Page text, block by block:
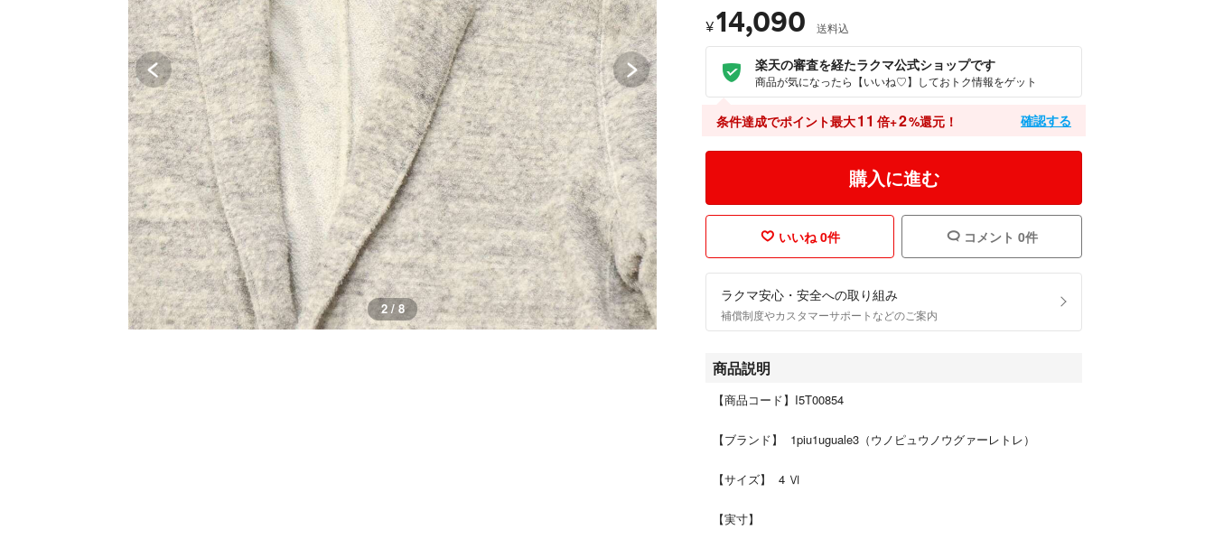
2 / 8
¥14,090 送料込
楽天の審査を経たラクマ公式ショップです
商品が気になったら【いいね♡】しておトク情報をゲット
条件達成でポイント最大11 倍+2%還元！ 確認する
購入に進む
いいね 0件 コメント 0件
ラクマ安心・安全への取り組み
補償制度やカスタマーサポートなどのご案内
商品説明
【商品コード】I5T00854
【ブランド】 1piu1uguale3（ウノピュウノウグァーレトレ）
【サイズ】 4 Ⅵ
【実寸】